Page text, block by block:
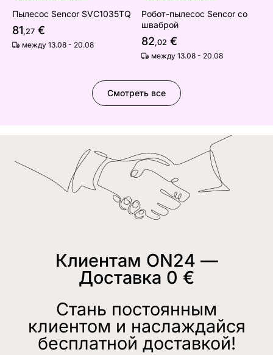
Пылесос Sencor SVC1035TQ
81,27 €
между 13.08 - 20.08
Робот-пылесос Sencor со
шваброй
82,02 €
между 13.08 - 20.08
Смотреть все
Клиентам ON24 —
Доставка 0 €
Стань постоянным
клиентом и наслаждайся
бесплатной доставкой!